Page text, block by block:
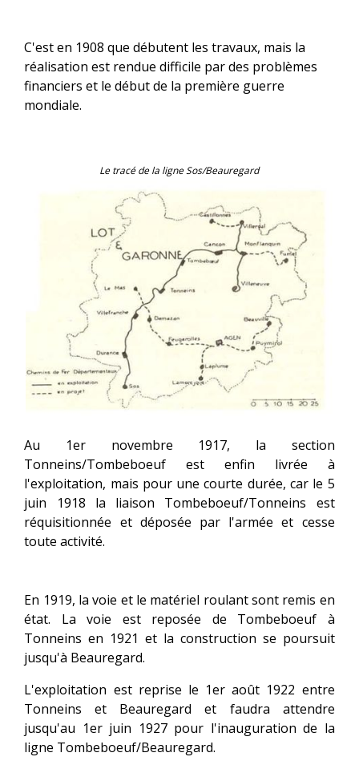
C'est en 1908 que débutent les travaux, mais la
réalisation est rendue difficile par des problèmes
financiers et le début de la première guerre
mondiale.
Le tracé de la ligne Sos/Beauregard
Au 1er novembre 1917, la section
Tonneins/Tombeboeuf est enfin livrée à
l'exploitation, mais pour une courte durée, car le 5
juin 1918 la liaison Tombeboeuf/Tonneins est
réquisitionnée et déposée par l'armée et cesse
toute activité.
En 1919, la voie et le matériel roulant sont remis en
état. La voie est reposée de Tombeboeuf à
Tonneins en 1921 et la construction se poursuit
jusqu'à Beauregard.
L'exploitation est reprise le 1er août 1922 entre
Tonneins et Beauregard et faudra attendre
jusqu'au 1er juin 1927 pour l'inauguration de la
ligne Tombeboeuf/Beauregard.